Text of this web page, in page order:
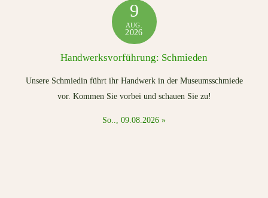
9
AUG.
2026
Handwerksvorführung: Schmieden
Unsere Schmiedin führt ihr Handwerk in der Museumsschmiede
vor. Kommen Sie vorbei und schauen Sie zu!
So.., 09.08.2026 »